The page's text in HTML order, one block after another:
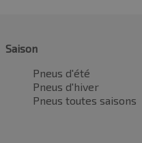
Saison
Pneus d'été
Pneus d'hiver
Pneus toutes saisons